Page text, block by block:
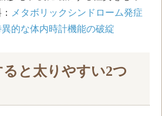
メタボリックシンドローム発症
的な体内時計機能の破綻
ると太りやすい2つ